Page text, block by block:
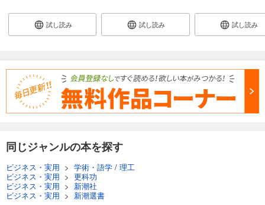
試し読み 試し読み 試し読み
同じジャンルの本を探す
ビジネス・実用 > 学術・語学 / 理工
ビジネス・実用 > 更科功
ビジネス・実用 > 新潮社
ビジネス・実用 > 新潮選書